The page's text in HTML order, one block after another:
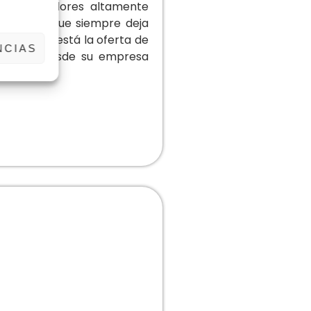
montadores altamente
rápido que siempre deja
negocio, está la oferta de
Desde su empresa